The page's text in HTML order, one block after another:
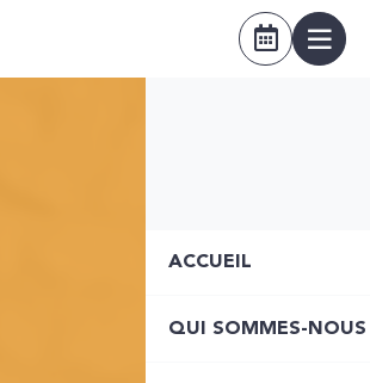
ACCUEIL
QUI SOMMES-NOUS